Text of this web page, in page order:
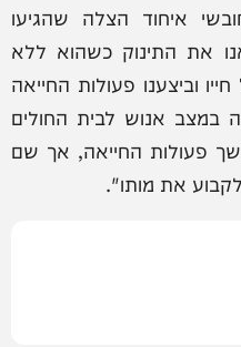
איחוד הצלה שהגיעו
את התינוק כשהוא ללא
וביצענו פעולות החייאה
במצב אנוש לבית החולים
פעולות החייאה, אך שם
את מותו".